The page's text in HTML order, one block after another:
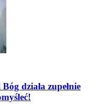
działa zupełnie